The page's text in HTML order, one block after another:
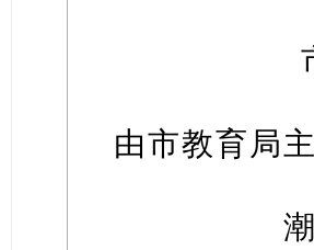
由市教育局